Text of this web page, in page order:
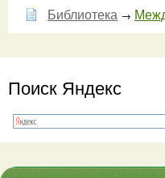
Библиотека →
Поиск Яндекс